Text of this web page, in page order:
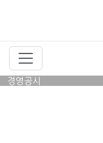
경영공시